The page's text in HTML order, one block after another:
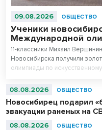
09.08.2026 ОБЩЕСТВО
Ученики
Международной
11-классники Михаил
Новосибирска получили
олимпиады по
абсолютными чемпионами
08.08.2026 ОБЩЕСТВО
Новосибирец подарил
эвакуации раненых на
08.08.2026 ОБЩЕСТВО